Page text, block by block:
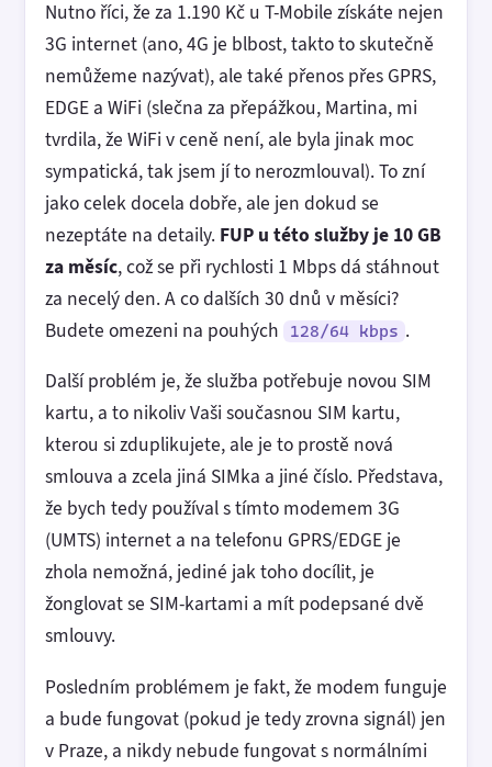
Nutno říci, že za 1.190 Kč u T-Mobile získáte nejen
3G internet (ano, 4G je blbost, takto to skutečně
nemůžeme nazývat), ale také přenos přes GPRS,
EDGE a WiFi (slečna za přepážkou, Martina, mi
tvrdila, že WiFi v ceně není, ale byla jinak moc
sympatická, tak jsem jí to nerozmlouval). To zní
jako celek docela dobře, ale jen dokud se
nezeptáte na detaily. FUP u této služby je 10 GB
za měsíc, což se při rychlosti 1 Mbps dá stáhnout
za necelý den. A co dalších 30 dnů v měsíci?
Budete omezeni na pouhých
128/64 kbps .
Další problém je, že služba potřebuje novou SIM
kartu, a to nikoliv Vaši současnou SIM kartu,
kterou si zduplikujete, ale je to prostě nová
smlouva a zcela jiná SIMka a jiné číslo. Představa,
že bych tedy používal s tímto modemem 3G
(UMTS) internet a na telefonu GPRS/EDGE je
zhola nemožná, jediné jak toho docílit, je
žonglovat se SIM-kartami a mít podepsané dvě
smlouvy.
Posledním problémem je fakt, že modem funguje
a bude fungovat (pokud je tedy zrovna signál) jen
v Praze, a nikdy nebude fungovat s normálními